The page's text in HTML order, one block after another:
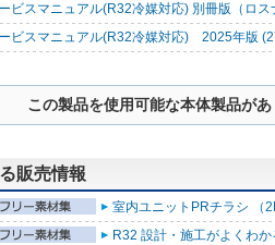
ビスマニュアル(R32冷媒対応) 別冊版（ロ
ビスマニュアル(R32冷媒対応) 2025年版
この製品を使用可能な本体製品が
販売情報
室内ユニットPRチラシ （
R32 設計・施工がよくわ